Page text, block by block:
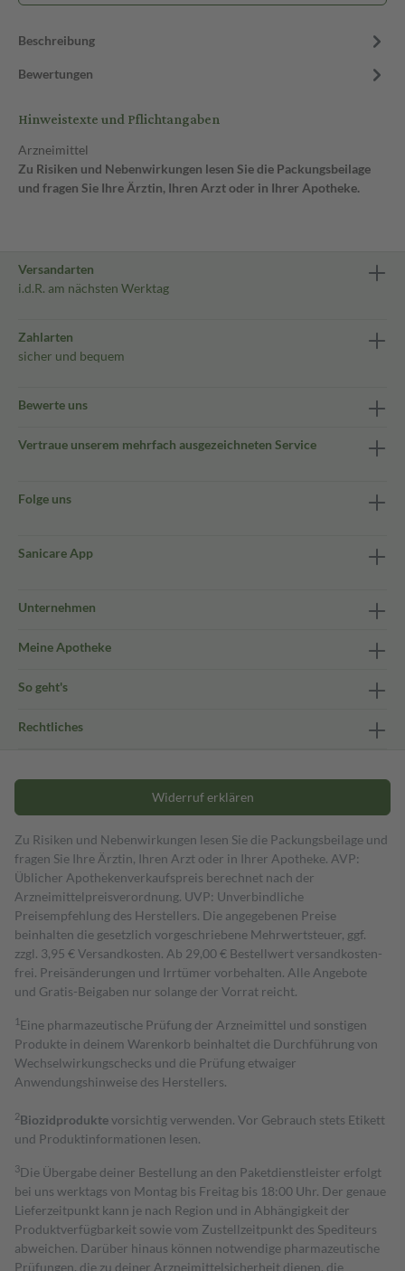
Beschreibung
Bewertungen
Hinweistexte und Pflichtangaben
Arzneimittel
Zu Risiken und Nebenwirkungen lesen Sie die Packungsbeilage
und fragen Sie Ihre Ärztin, Ihren Arzt oder in Ihrer Apotheke.
Versandarten
i.d.R. am nächsten Werktag
Zahlarten
sicher und bequem
Bewerte uns
Vertraue unserem mehrfach ausgezeichneten Service
Folge uns
Sanicare App
Unternehmen
Meine Apotheke
So geht's
Rechtliches
Widerruf erklären
Zu Risiken und Nebenwirkungen lesen Sie die Packungsbeilage und
fragen Sie Ihre Ärztin, Ihren Arzt oder in Ihrer Apotheke. AVP:
Üblicher Apothekenverkaufspreis berechnet nach der
Arzneimittelpreisverordnung. UVP: Unverbindliche
Preisempfehlung des Herstellers. Die angegebenen Preise
beinhalten die gesetzlich vorgeschriebene Mehrwertsteuer, ggf.
zzgl. 3,95 € Versandkosten. Ab 29,00 € Bestell­wert versand­kosten­
frei. Preisänderungen und Irrtümer vorbehalten. Alle Angebote
und Gratis-Beigaben nur solange der Vorrat reicht.
1 Eine pharmazeutische Prüfung der Arzneimittel und sonstigen
Produkte in deinem Warenkorb beinhaltet die Durchführung von
Wechselwirkungschecks und die Prüfung etwaiger
Anwendungshinweise des Herstellers.
2Biozidproduktevorsichtig verwenden. Vor Gebrauch stets Etikett
und Produktinformationen lesen.
3Die Übergabe deiner Bestellung an den Paketdienstleister erfolgt
bei uns werktags von Montag bis Freitag bis 18:00 Uhr. Der genaue
Lieferzeitpunkt kann je nach Region und in Abhängigkeit der
Produktverfügbarkeit sowie vom Zustellzeitpunkt des Spediteurs
abweichen. Darüber hinaus können notwendige pharmazeutische
Prüfungen, die zu deiner Arzneimittelsicherheit dienen, die